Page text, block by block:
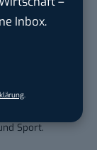
Inbox.
fortgeführt
die Themen
Sport.